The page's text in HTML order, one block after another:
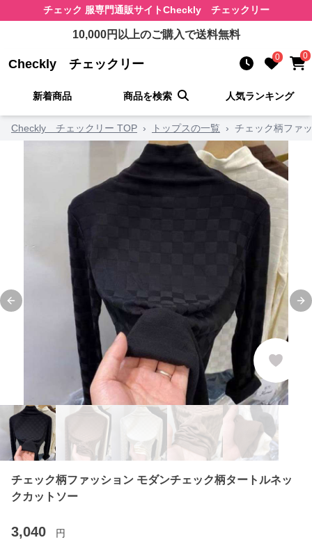
チェック 服専門通販サイトCheckly チェックリー
10,000円以上のご購入で送料無料
Checkly チェックリー 0 0
新着商品 商品を検索 人気ランキング
Checkly チェックリー TOP › トップスの一覧 › チェック柄ファ
Previous slide
チェック柄ファッション モダンチェック柄タートルネッ
クカットソー
3,040 円